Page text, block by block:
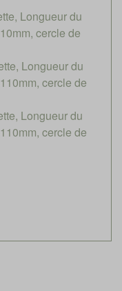
Longueur du
cercle de
Longueur du
cercle de
Longueur du
cercle de